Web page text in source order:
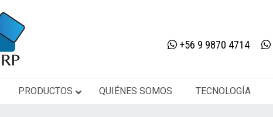
+56 9 9870 4714
PRODUCTOS QUIÉNES SOMOS TECNOLOGÍA